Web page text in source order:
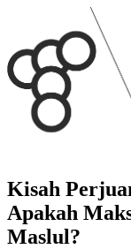
Kisah
Apakah
Maslul?